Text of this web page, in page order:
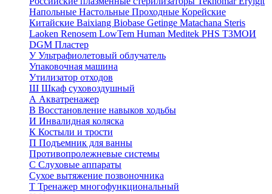
Напольные Настольные Проходные Корейские
Китайские Baixiang Biobase Getinge Matachana Steris
Laoken Renosem LowTem Human Meditek PHS ТЗМОИ
DGM Пластер
УУльтрафиолетовый облучатель
Упаковочная машина
Утилизатор отходов
Ш Шкаф суховоздушный
А Акватренажер
В Восстановление навыков ходьбы
И Инвалидная коляска
К Костыли и трости
П Подъемник для ванны
Противопролежневые системы
С Слуховые аппараты
Сухое вытяжение позвоночника
Т Тренажер многофункциональный